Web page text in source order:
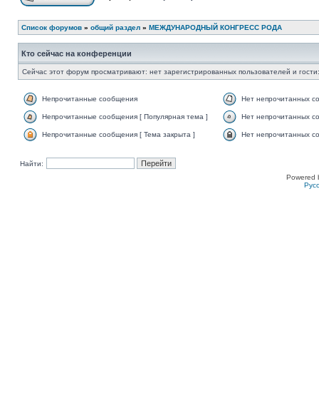
Список форумов » общий раздел » МЕЖДУНАРОДНЫЙ КОНГРЕСС РОДА
Кто сейчас на конференции
Сейчас этот форум просматривают: нет зарегистрированных пользователей и
Непрочитанные сообщения Нет непрочитанных
Непрочитанные сообщения [ Популярная тема ] Нет непрочитанных
Непрочитанные сообщения [ Тема закрыта ] Нет непрочитанных
Найти:
Powered